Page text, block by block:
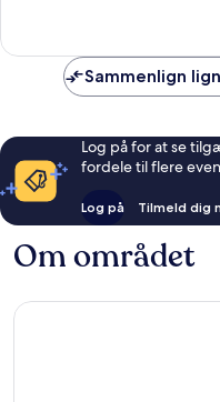
anmeldelser
Sammenlign
Log på for at se
fordele til flere
Log på Tilmeld dig
Om området